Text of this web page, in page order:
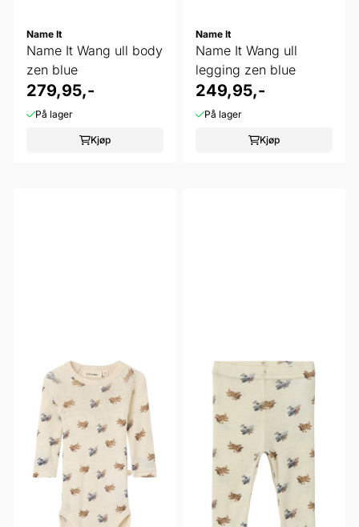
Name It
Name It Wang ull body
zen blue
279,95,-
På lager
Kjøp
Name It
Name It Wang ull
legging zen blue
249,95,-
På lager
Kjøp